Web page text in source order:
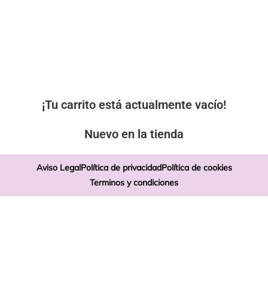
¡Tu carrito está actualmente vacío!
Nuevo en la tienda
Aviso LegalPolítica de privacidadPolítica de cookies
Terminos y condiciones